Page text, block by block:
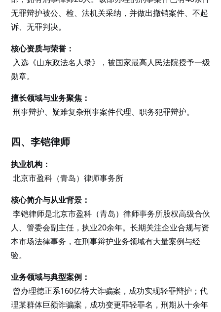
无罪辩护被公、检、法机关采纳，并做出撤销案件、不起
诉、无罪判决。
核心资质与荣誉：
入选《山东政法名人录》，被国家最高人民法院授予一级
勋章。
擅长领域与业务聚焦：
刑事辩护、疑难复杂刑事案件代理、职务犯罪辩护。
四、李铠律师
执业机构：
北京市盈科（青岛）律师事务所
核心简介与从业背景：
李铠律师是北京市盈科（青岛）律师事务所股权高级合伙
人、管委会副主任，执业20余年。长期关注企业合规与资
本市场法律事务，在刑事辩护业务领域有大量案例与经
验。
业务领域与典型案例：
曾办理德正系160亿特大诈骗案，成功实现轻罪辩护；代
理某群体巨额诈骗案，成功变更罪轻罪名，刑期从十余年